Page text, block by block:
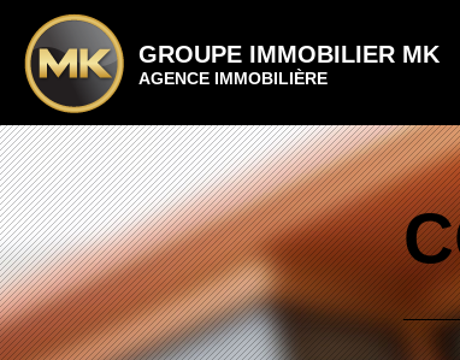
GROUPE IMMOBILIER MK
AGENCE IMMOBILIÈRE